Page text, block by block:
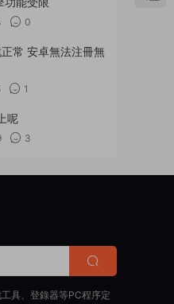
0
常 安卓無法注冊無
1
呢
3
具、登錄器等PC程序定